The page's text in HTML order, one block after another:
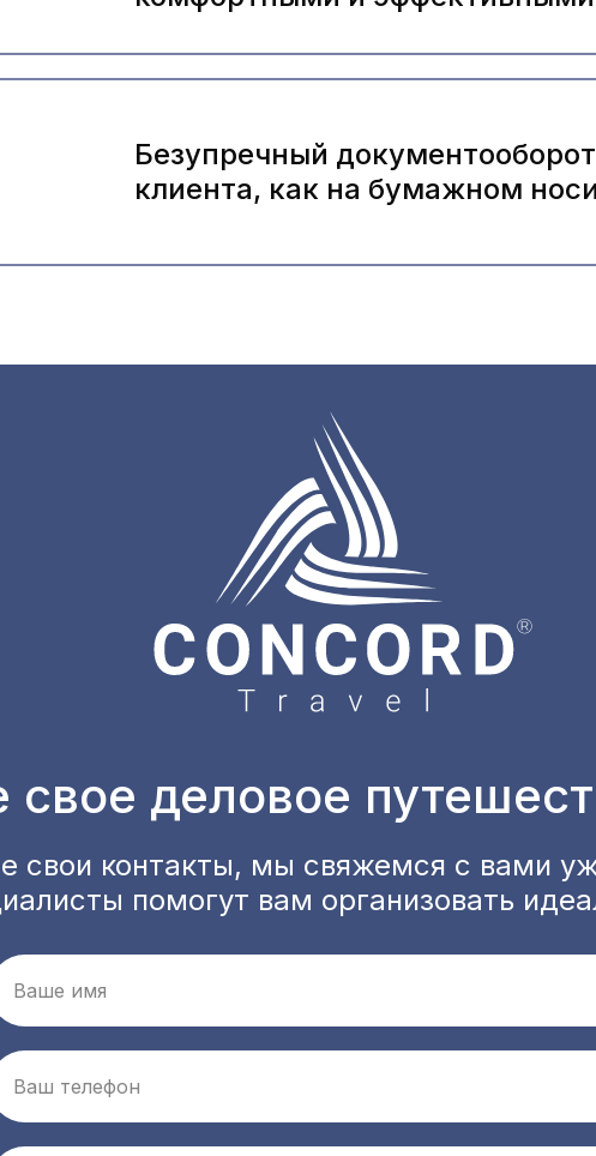
Безупречный
клиента, как на бумажном
Ваше имя
Ваш телефон
свое деловое
свои контакты, мы свяжемся с вами
помогут вам организовать